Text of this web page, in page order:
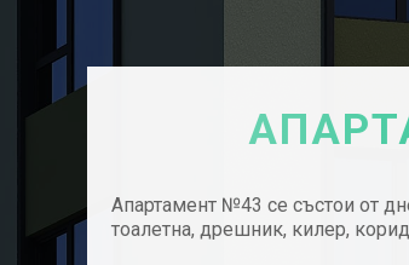
Апартамент №43 се състои от
тоалетна, дрешник, килер,